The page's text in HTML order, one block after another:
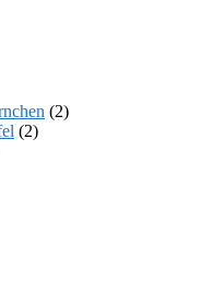
(2)
(2)